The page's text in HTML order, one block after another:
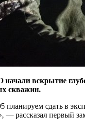
вскрытие
скважин.
сдать в
— рассказал первый